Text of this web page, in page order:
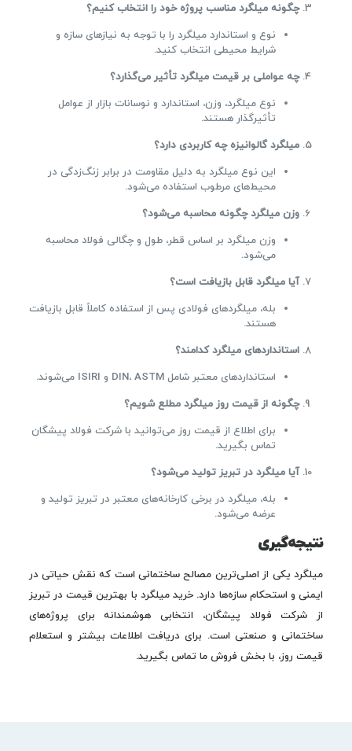
چگونه میلگرد مناسب پروژه خود را انتخاب کنیم؟
نوع و استاندارد میلگرد را با توجه به نیازهای سازه و
شرایط محیطی انتخاب کنید.
چه عواملی بر قیمت میلگرد تأثیر می‌گذارد؟
نوع میلگرد، وزن، استاندارد و نوسانات بازار از عوامل
تأثیرگذار هستند.
میلگرد گالوانیزه چه کاربردی دارد؟
این نوع میلگرد به دلیل مقاومت در برابر زنگ‌زدگی در
محیط‌های مرطوب استفاده می‌شود.
وزن میلگرد چگونه محاسبه می‌شود؟
وزن میلگرد بر اساس قطر، طول و چگالی فولاد محاسبه
می‌شود.
آیا میلگرد قابل بازیافت است؟
بله، میلگردهای فولادی پس از استفاده کاملاً قابل بازیافت
هستند.
استانداردهای میلگرد کدامند؟
استانداردهای معتبر شامل DIN، ASTM و ISIRI می‌شوند.
چگونه از قیمت روز میلگرد مطلع شویم؟
برای اطلاع از قیمت روز می‌توانید با شرکت فولاد پیشگان
تماس بگیرید.
آیا میلگرد در تبریز تولید می‌شود؟
بله، میلگرد در برخی کارخانه‌های معتبر در تبریز تولید و
عرضه می‌شود.
نتیجه‌گیری
میلگرد یکی از اصلی‌ترین مصالح ساختمانی است که نقش حیاتی در
ایمنی و استحکام سازه‌ها دارد. خرید میلگرد با بهترین قیمت در تبریز
از شرکت فولاد پیشگان، انتخابی هوشمندانه برای پروژه‌های
ساختمانی و صنعتی است. برای دریافت اطلاعات بیشتر و استعلام
قیمت روز، با بخش فروش ما تماس بگیرید.